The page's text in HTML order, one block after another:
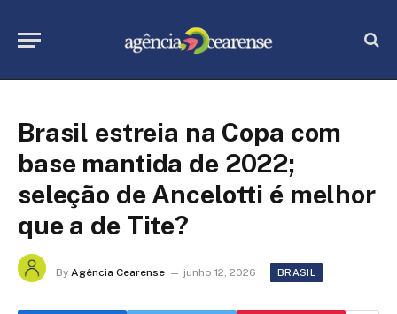
Brasil estreia na Copa com
base mantida de 2022;
seleção de Ancelotti é melhor
que a de Tite?
By Agência Cearense junho 12, 2026 BRASIL